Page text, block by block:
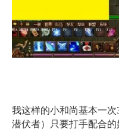
我这样的小和尚基本一
潜伏者）只要打手配合